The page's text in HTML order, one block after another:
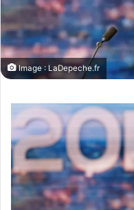
c
o
u
r
r
e
l
Image : LaDepeche.fr